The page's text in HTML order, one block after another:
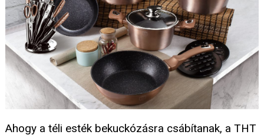
Ahogy a téli esték bekuckózásra csábítanak, a THT